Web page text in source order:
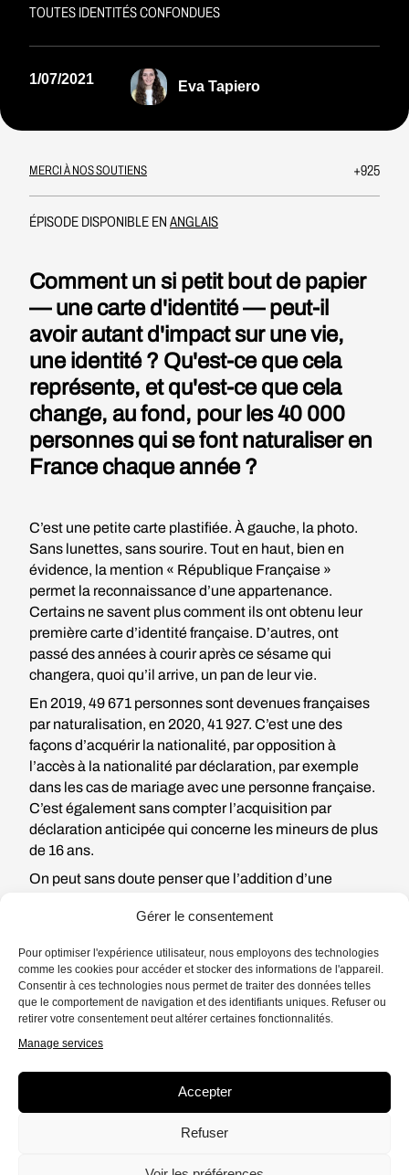
Gérer le consentement
Pour optimiser l'expérience utilisateur, nous employons des technologies
comme les cookies pour accéder et stocker des informations de l'appareil.
Consentir à ces technologies nous permet de traiter des données telles
que le comportement de navigation et des identifiants uniques. Refuser ou
retirer votre consentement peut altérer certaines fonctionnalités.
Manage services
Accepter
Refuser
TOUTES IDENTITÉS CONFONDUES
1/07/2021 Eva Tapiero
MERCI À NOS SOUTIENS +925
ÉPISODE DISPONIBLE EN ANGLAIS
Comment un si petit bout de papier
— une carte d'identité — peut-il
avoir autant d'impact sur une vie,
une identité ? Qu'est-ce que cela
représente, et qu'est-ce que cela
change, au fond, pour les 40 000
personnes qui se font naturaliser en
France chaque année ?
C’est une petite carte plastifiée. À gauche, la photo.
Sans lunettes, sans sourire. Tout en haut, bien en
évidence, la mention « République Française »
permet la reconnaissance d’une appartenance.
Certains ne savent plus comment ils ont obtenu leur
première carte d’identité française. D’autres, ont
passé des années à courir après ce sésame qui
changera, quoi qu’il arrive, un pan de leur vie.
En 2019, 49 671 personnes sont devenues françaises
par naturalisation, en 2020, 41 927. C’est une des
façons d’acquérir la nationalité, par opposition à
l’accès à la nationalité par déclaration, par exemple
dans les cas de mariage avec une personne française.
C’est également sans compter l’acquisition par
déclaration anticipée qui concerne les mineurs de plus
de 16 ans.
On peut sans doute penser que l’addition d’une
événements sinon légers, en tout cas positifs. Ce qui
tension psychique pour aimer, vivre et jouir d’une
double culture dont la naturalisation n’est qu’une
étape.
réalités différentes. La violence des parcours
individuels de personnes réfugiées en France ou de
celles qui sont parties, sans billet, sans visa, mais avec
un espoir, ne peut être comparée au chemin, bien que
douloureux et chaotique, des exilés arrivés sur le